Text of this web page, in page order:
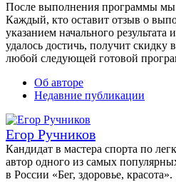
После выполнения программы мы
Каждый, кто оставит отзыв о
указанием начального результата
удалось достичь, получит скидку
любой следующей готовой
Об авторе
Недавние публикации
Егор Ручников
Кандидат в мастера спорта по
автор одного из самых
в России «Бег, здоровье, красота».